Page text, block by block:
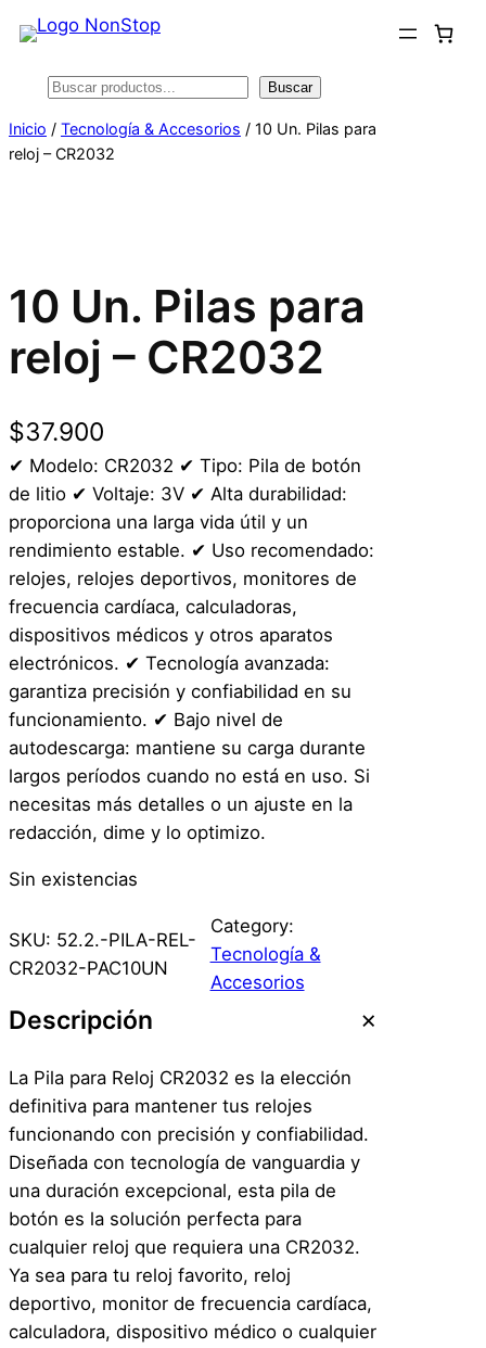
Saltar
contenido
Buscar Buscar
Inicio / Tecnología & Accesorios / 10 Un. Pilas para
reloj – CR2032
10 Un. Pilas para
reloj – CR2032
$37.900
✔ Modelo: CR2032 ✔ Tipo: Pila de botón
de litio ✔ Voltaje: 3V ✔ Alta durabilidad:
proporciona una larga vida útil y un
rendimiento estable. ✔ Uso recomendado:
relojes, relojes deportivos, monitores de
frecuencia cardíaca, calculadoras,
dispositivos médicos y otros aparatos
electrónicos. ✔ Tecnología avanzada:
garantiza precisión y confiabilidad en su
funcionamiento. ✔ Bajo nivel de
autodescarga: mantiene su carga durante
largos períodos cuando no está en uso. Si
necesitas más detalles o un ajuste en la
redacción, dime y lo optimizo.
Sin existencias
SKU: 52.2.-PILA-REL-
CR2032-PAC10UN
Category:
Tecnología &
Accesorios
Descripción
La Pila para Reloj CR2032 es la elección
definitiva para mantener tus relojes
funcionando con precisión y confiabilidad.
Diseñada con tecnología de vanguardia y
una duración excepcional, esta pila de
botón es la solución perfecta para
cualquier reloj que requiera una CR2032.
Ya sea para tu reloj favorito, reloj
deportivo, monitor de frecuencia cardíaca,
calculadora, dispositivo médico o cualquier